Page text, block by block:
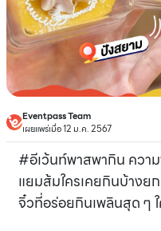
Eventpass Team
เผยแพร่เมื่อ 12 ม.ค. 2567
#อีเว้นท์พาสพากิน ควา
แยมส้มใครเคยกินบ้างย
จิ๋วที่อร่อยกินเพลินสุด ๆ